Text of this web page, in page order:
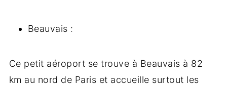
Beauvais :
Ce petit aéroport se trouve à Beauvais à 82
km au nord de Paris et accueille surtout les